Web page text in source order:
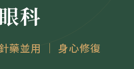
碼
板
引
典
眼科
藥並用 ｜ 身心修復